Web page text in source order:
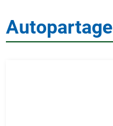
Autopartage